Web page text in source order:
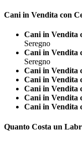
Cani in Vendita con
Cani in Vendita
Seregno
Cani in Vendita
Seregno
Cani in Vendita
Cani in Vendita
Cani in Vendita
Cani in Vendita
Cani in Vendita
Quanto Costa un